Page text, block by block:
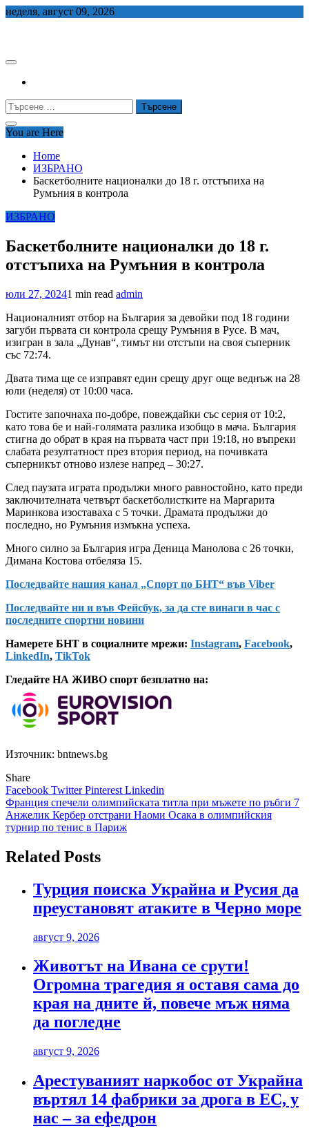
Skip
неделя, август 09, 2026
Търсене
за:
You are Here
Home
ИЗБРАНО
Баскетболните националки до 18 г. отстъпиха на
Румъния в контрола
ИЗБРАНО
Баскетболните националки до 18 г.
отстъпиха на Румъния в контрола
юли 27, 20241 min read admin
Националният отбор на България за девойки под 18 години
загуби първата си контрола срещу Румъния в Русе. В мач,
изигран в зала „Дунав“, тимът ни отстъпи на своя съперник
със 72:74.
Двата тима ще се изправят един срещу друг още веднъж на 28
юли (неделя) от 10:00 часа.
Гостите започнаха по-добре, повеждайки със серия от 10:2,
като това бе и най-голямата разлика изобщо в мача. България
стигна до обрат в края на първата част при 19:18, но въпреки
слабата резултатност през втория период, на почивката
съперникът отново излезе напред – 30:27.
След паузата играта продължи много равностойно, като преди
заключителната четвърт баскетболистките на Маргарита
Маринкова изоставаха с 5 точки. Драмата продължи до
последно, но Румъния измъкна успеха.
Много силно за България игра Деница Манолова с 26 точки,
Димана Костова отбеляза 15.
Последвайте нашия канал „Спорт по БНТ“ във Viber
Последвайте ни и във Фейсбук, за да сте винаги в час с
последните спортни новини
Намерете БНТ в социалните мрежи: Instagram, Facebook,
LinkedIn, TikTok
Гледайте НА ЖИВО спорт безплатно на:
Източник: bntnews.bg
Share
Facebook TwitterPinterest Linkedin
Навигация
Франция спечели олимпийската титла при мъжете по ръбги 7
Анжелик Кербер отстрани Наоми Осака в олимпийския
турнир по тенис в Париж
Related Posts
Турция поиска Украйна и Русия да
преустановят атаките в Черно море
август 9, 2026
Животът на Ивана се срути!
Огромна трагедия я оставя сама до
края на дните й, повече мъж няма
да погледне
август 9, 2026
Арестуваният наркобос от Украйна
въртял 14 фабрики за дрога в ЕС, у
нас – за ефедрон